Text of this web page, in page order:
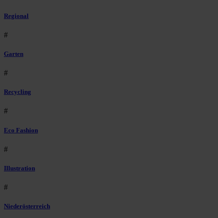
Regional
#
Garten
#
Recycling
#
Eco Fashion
#
Illustration
#
Niederösterreich